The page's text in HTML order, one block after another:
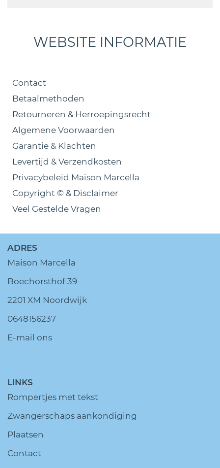
WEBSITE INFORMATIE
Contact
Betaalmethoden
Retourneren & Herroepingsrecht
Algemene Voorwaarden
Garantie & Klachten
Levertijd & Verzendkosten
Privacybeleid Maison Marcella
Copyright © & Disclaimer
Veel Gestelde Vragen
ADRES
Maison Marcella
Boechorsthof 39
2201 XM Noordwijk
0648156237
E-mail ons
LINKS
Rompertjes met tekst
Zwangerschaps aankondiging
Plaatsen
Contact